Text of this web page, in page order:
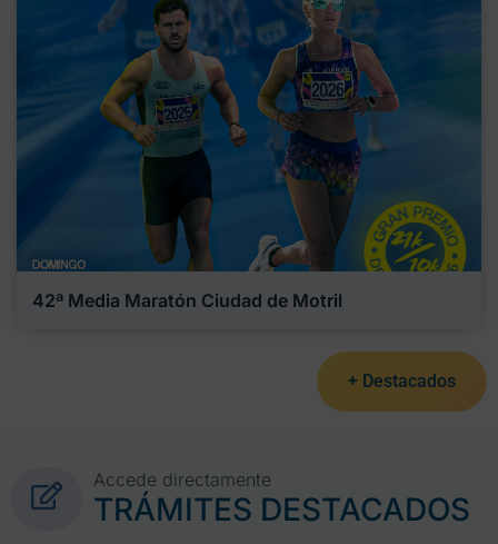
42ª Media Maratón Ciudad de Motril
+ Destacados
Accede directamente
TRÁMITES DESTACADOS